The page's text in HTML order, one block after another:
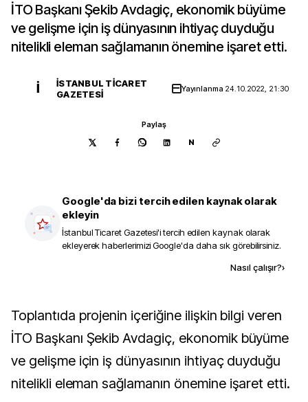
İTO Başkanı Şekib Avdagiç, ekonomik büyüme
ve gelişme için iş dünyasının ihtiyaç duyduğu
nitelikli eleman sağlamanın önemine işaret etti.
İ
İSTANBUL TICARET
GAZETESI
Yayınlanma 24.10.2022, 21:30
Paylaş
N
Google'da bizi tercih edilen kaynak olarak
ekleyin
İstanbul Ticaret Gazetesi'i tercih edilen kaynak olarak
ekleyerek haberlerimizi Google'da daha sık görebilirsiniz.
Nasıl çalışır?›
Toplantıda projenin içeriğine ilişkin bilgi veren
İTO Başkanı Şekib Avdagiç, ekonomik büyüme
ve gelişme için iş dünyasının ihtiyaç duyduğu
nitelikli eleman sağlamanın önemine işaret etti.